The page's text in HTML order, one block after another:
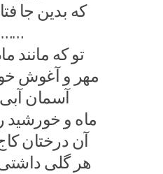
که بدین جا
تو که مانند
مهر و آغوش
آسمان
ماه و خورشید
آن درختان
هر گلی